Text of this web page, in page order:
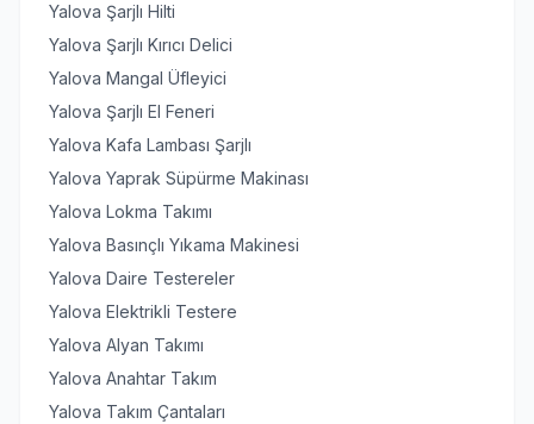
Yalova Şarjlı Hilti
Yalova Şarjlı Kırıcı Delici
Yalova Mangal Üfleyici
Yalova Şarjlı El Feneri
Yalova Kafa Lambası Şarjlı
Yalova Yaprak Süpürme Makinası
Yalova Lokma Takımı
Yalova Basınçlı Yıkama Makinesi
Yalova Daire Testereler
Yalova Elektrikli Testere
Yalova Alyan Takımı
Yalova Anahtar Takım
Yalova Takım Çantaları